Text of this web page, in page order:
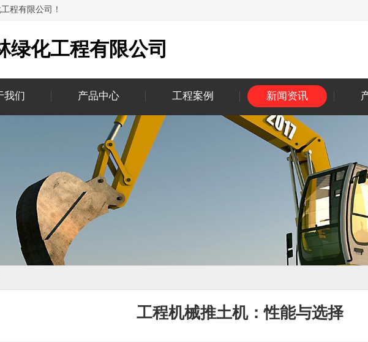
程有限公司！
绿化工程有限公司
我们 产品中心 工程案例 新闻资讯
工程机械推土机：性能与选择